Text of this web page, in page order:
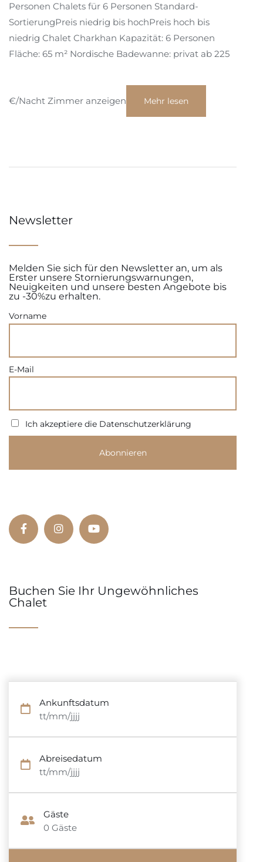
Personen Chalets für 6 Personen Standard-
SortierungPreis niedrig bis hochPreis hoch bis
niedrig Chalet Charkhan Kapazität: 6 Personen
Fläche: 65 m² Nordische Badewanne: privat ab 225
€/Nacht Zimmer anzeigen Mehr lesen
Newsletter
Melden Sie sich für den Newsletter an, um als
Erster unsere Stornierungswarnungen,
Neuigkeiten und unsere besten Angebote bis
zu -30%zu erhalten.
Vorname
E-Mail
Ich akzeptiere die Datenschutzerklärung
Buchen Sie Ihr Ungewöhnliches
Chalet
Ankunftsdatum
tt/mm/jjjj
Abreisedatum
tt/mm/jjjj
Gäste
0 Gäste